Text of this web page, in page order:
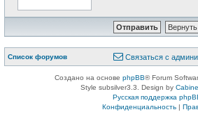
Список форумов Связаться с
Создано на основе phpBB® Forum
Style subsilver3.3. Design by
Русская поддержка
Конфиденциальность|